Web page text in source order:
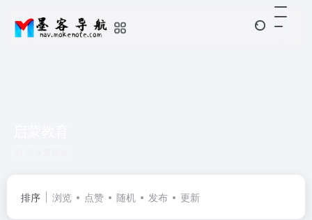
排序 浏览 点赞 随机 发布 更新